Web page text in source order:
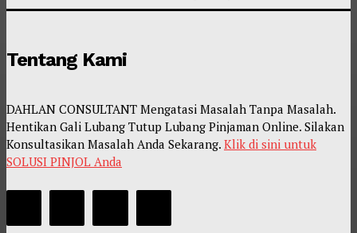
Tentang Kami
DAHLAN CONSULTANT Mengatasi Masalah Tanpa Masalah.
Hentikan Gali Lubang Tutup Lubang Pinjaman Online. Silakan
Konsultasikan Masalah Anda Sekarang. Klik di sini untuk
SOLUSI PINJOL Anda